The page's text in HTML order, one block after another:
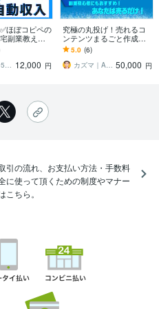
ほぼコピペの
副業教えま
活用×独自教
安心✨簡単シ
スノウ＠50おじさんでも月収100万✨ 12,000 円
究極の丸投げ！売れるコ
ンテンツまるごと作成し
ます スキル不要、経験不
要！忙しくても大丈夫！
あなたは売るだけ！!
5.0 (6)
カズマ｜AI×副業マネタイズの専門家 50,000 円
引の流れ、お支払い方法・手数料
に使って頂くための制度やマナー
ちら。